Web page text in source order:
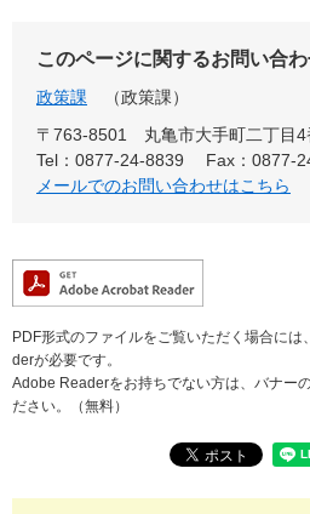
このページに関するお問い合
政策課
政策課
〒763-8501 丸亀市大手町二丁目4
Tel：0877-24-8839
Fax：0877-
メールでのお問い合わせはこちら
PDF形式のファイルをご覧いただく場合に
derが必要です。
Adobe Readerをお持ちでない方は、バナー
ださい。（無料）